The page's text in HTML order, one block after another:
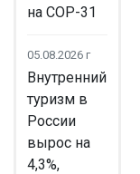
на COP-31
05.08.2026 г
Внутренний
туризм в
России
вырос на
4,3%,